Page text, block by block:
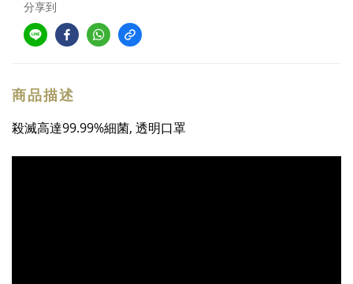
分享到
商品描述
殺滅高達99.99%細菌, 透明口罩